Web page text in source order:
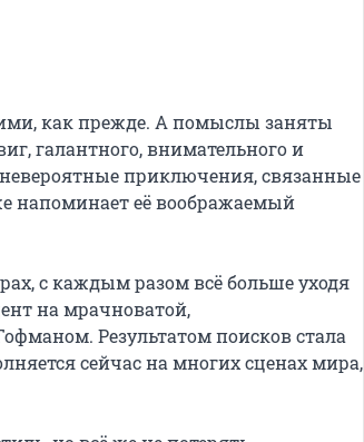
как прежде. А помыслы заняты
галантного, внимательного и
приключения, связанные
напоминает её воображаемый
с каждым разом всё больше уходя
на мрачноватой,
Результатом поисков стала
сейчас на многих сценах мира,